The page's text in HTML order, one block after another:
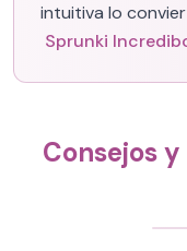
intuitiva lo
Sprunki
Consejos